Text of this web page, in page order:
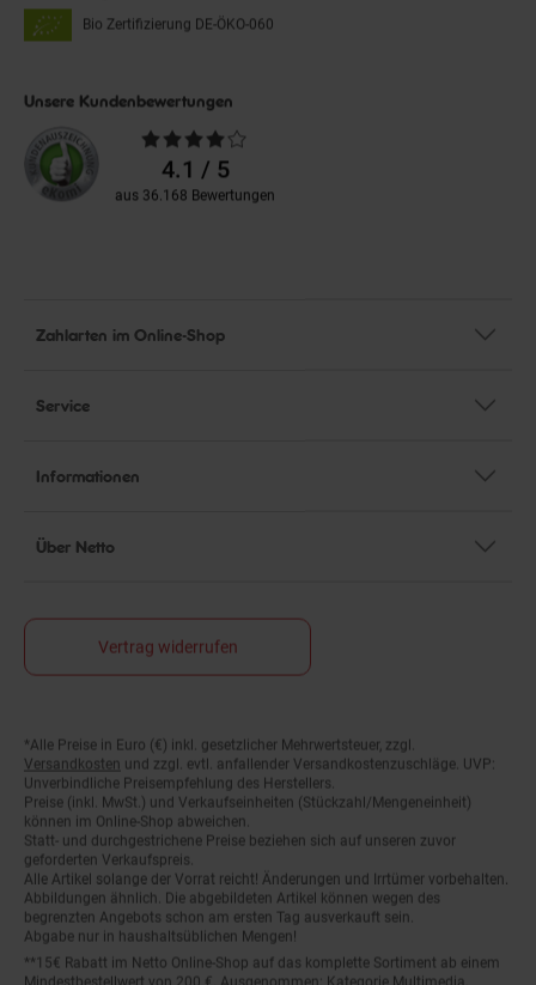
Bio Zertifizierung DE-ÖKO-060
Unsere Kundenbewertungen
Durchschnittliche
Bewertungen4.1 / 5
aus 36.168 Bewertungen
Zahlarten im Online-Shop
Service
Informationen
Über Netto
Vertrag widerrufen
Fußnoten
*Alle Preise in Euro (€) inkl. gesetzlicher Mehrwertsteuer, zzgl.
Versandkosten
und zzgl. evtl. anfallender Versandkostenzuschläge. UVP:
Unverbindliche Preisempfehlung des Herstellers.
Preise (inkl. MwSt.) und Verkaufseinheiten (Stückzahl/Mengeneinheit)
können im Online-Shop abweichen.
Statt- und durchgestrichene Preise beziehen sich auf unseren zuvor
geforderten Verkaufspreis.
Alle Artikel solange der Vorrat reicht! Änderungen und Irrtümer vorbehalten.
Abbildungen ähnlich. Die abgebildeten Artikel können wegen des
begrenzten Angebots schon am ersten Tag ausverkauft sein.
Abgabe nur in haushaltsüblichen Mengen!
**15€ Rabatt im Netto Online-Shop auf das komplette Sortiment ab einem
Mindestbestellwert von 200 €. Ausgenommen: Kategorie Multimedia,